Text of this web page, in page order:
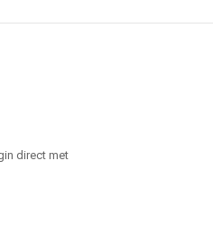
direct met